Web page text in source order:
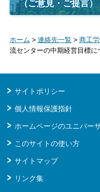
（ご意見・ご提言）
ホーム > 連絡先一覧 > 商工
流センターの中期経営目標に
サイトポリシー
個人情報保護指針
ホームページのユニバー
このサイトの使い方
サイトマップ
リンク集